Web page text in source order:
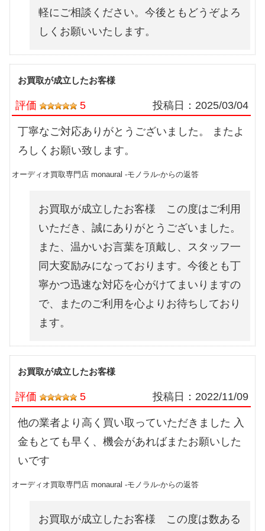
軽にご相談ください。今後ともどうぞよろ
しくお願いいたします。
お買取が成立したお客様
評価 5 投稿日： 2025/03/04
丁寧なご対応ありがとうございました。 またよ
ろしくお願い致します。
オーディオ買取専門店 monaural -モノラル-からの返答
お買取が成立したお客様 この度はご利用
いただき、誠にありがとうございました。
また、温かいお言葉を頂戴し、スタッフ一
同大変励みになっております。今後とも丁
寧かつ迅速な対応を心がけてまいりますの
で、またのご利用を心よりお待ちしており
ます。
お買取が成立したお客様
評価 5 投稿日： 2022/11/09
他の業者より高く買い取っていただきました 入
金もとても早く、機会があればまたお願いした
いです
オーディオ買取専門店 monaural -モノラル-からの返答
お買取が成立したお客様 この度は数ある